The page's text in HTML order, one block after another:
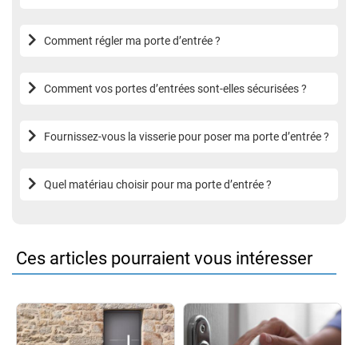
Comment régler ma porte d’entrée ?
Comment vos portes d’entrées sont-elles sécurisées ?
Fournissez-vous la visserie pour poser ma porte d’entrée ?
Quel matériau choisir pour ma porte d’entrée ?
Ces articles pourraient vous intéresser